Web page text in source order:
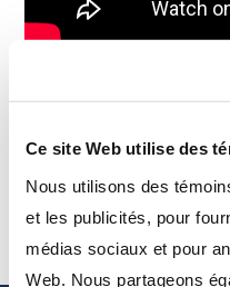
Ce site Web utilise des
Nous utilisons des
et les publicités, pour
médias sociaux et pour
Web. Nous partageons
marchés du T1 et le
pourquoi il est